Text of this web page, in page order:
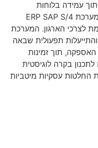
עמידה בלוחות
הזמנים, במסגרתו הועלתה לאוויר מערכת ERP SAP S/4
לצרכי הארגון. המערכת
תפעולית שבאה
תוך זמינות
בקרה לוגיסטית
החלטות עסקיות מיטביות